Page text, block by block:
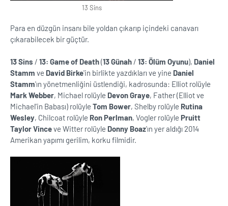
13 Sins
Para en düzgün insanı bile yoldan çıkarıp içindeki canavarı
çıkarabilecek bir güçtür.
13 Sins / 13: Game of Death(13 Günah / 13: Ölüm Oyunu), Daniel
Stamm ve David Birke'in birlikte yazdıkları ve yine Daniel
Stamm'ın yönetmenliğini üstlendiği, kadrosunda: Elliot rolüyle
Mark Webber, Michael rolüyle Devon Graye, Father (Elliot ve
Michael'in Babası) rolüyle Tom Bower, Shelby rolüyle Rutina
Wesley, Chilcoat rolüyle Ron Perlman, Vogler rolüyle Pruitt
Taylor Vinceve Witter rolüyle Donny Boaz'ın yer aldığı 2014
Amerikan yapımı gerilim, korku filmidir.